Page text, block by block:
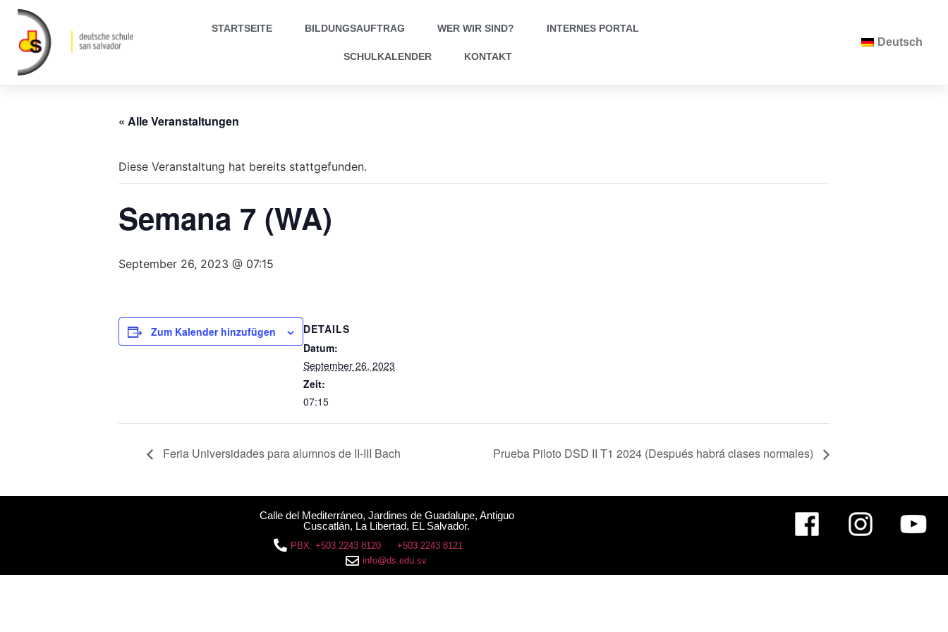
STARTSEITE BILDUNGSAUFTRAG WER WIR SIND? INTERNES PORTAL
SCHULKALENDER KONTAKT
Deutsch
« Alle Veranstaltungen
Diese Veranstaltung hat bereits stattgefunden.
Semana 7 (WA)
September 26, 2023 @ 07:15
Zum Kalender hinzufügen
DETAILS
Datum:
September 26, 2023
Zeit:
07:15
Feria Universidades para alumnos de II-III Bach Prueba Piloto DSD II T1 2024 (Después habrá clases normales)
Calle del Mediterráneo, Jardines de Guadalupe, Antiguo
Cuscatlán, La Libertad, EL Salvador.
PBX: +503 2243 8120
+503 2243 8121
info@ds.edu.sv